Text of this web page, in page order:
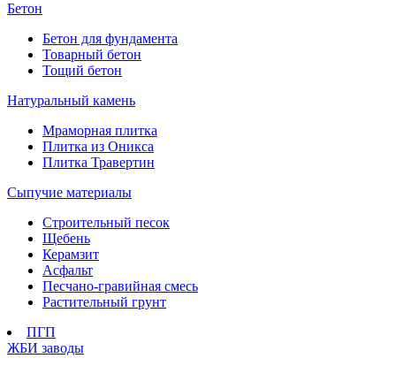
Бетон
Бетон для фундамента
Товарный бетон
Тощий бетон
Натуральный камень
Мраморная плитка
Плитка из Оникса
Плитка Травертин
Сыпучие материалы
Строительный песок
Щебень
Керамзит
Асфальт
Песчано-гравийная смесь
Растительный грунт
ПГП
ЖБИ заводы